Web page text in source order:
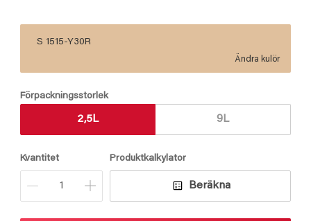
S 1515-Y30R
Ändra kulör
Förpackningsstorlek
2,5L 9L
Kvantitet Produktkalkylator
Beräkna